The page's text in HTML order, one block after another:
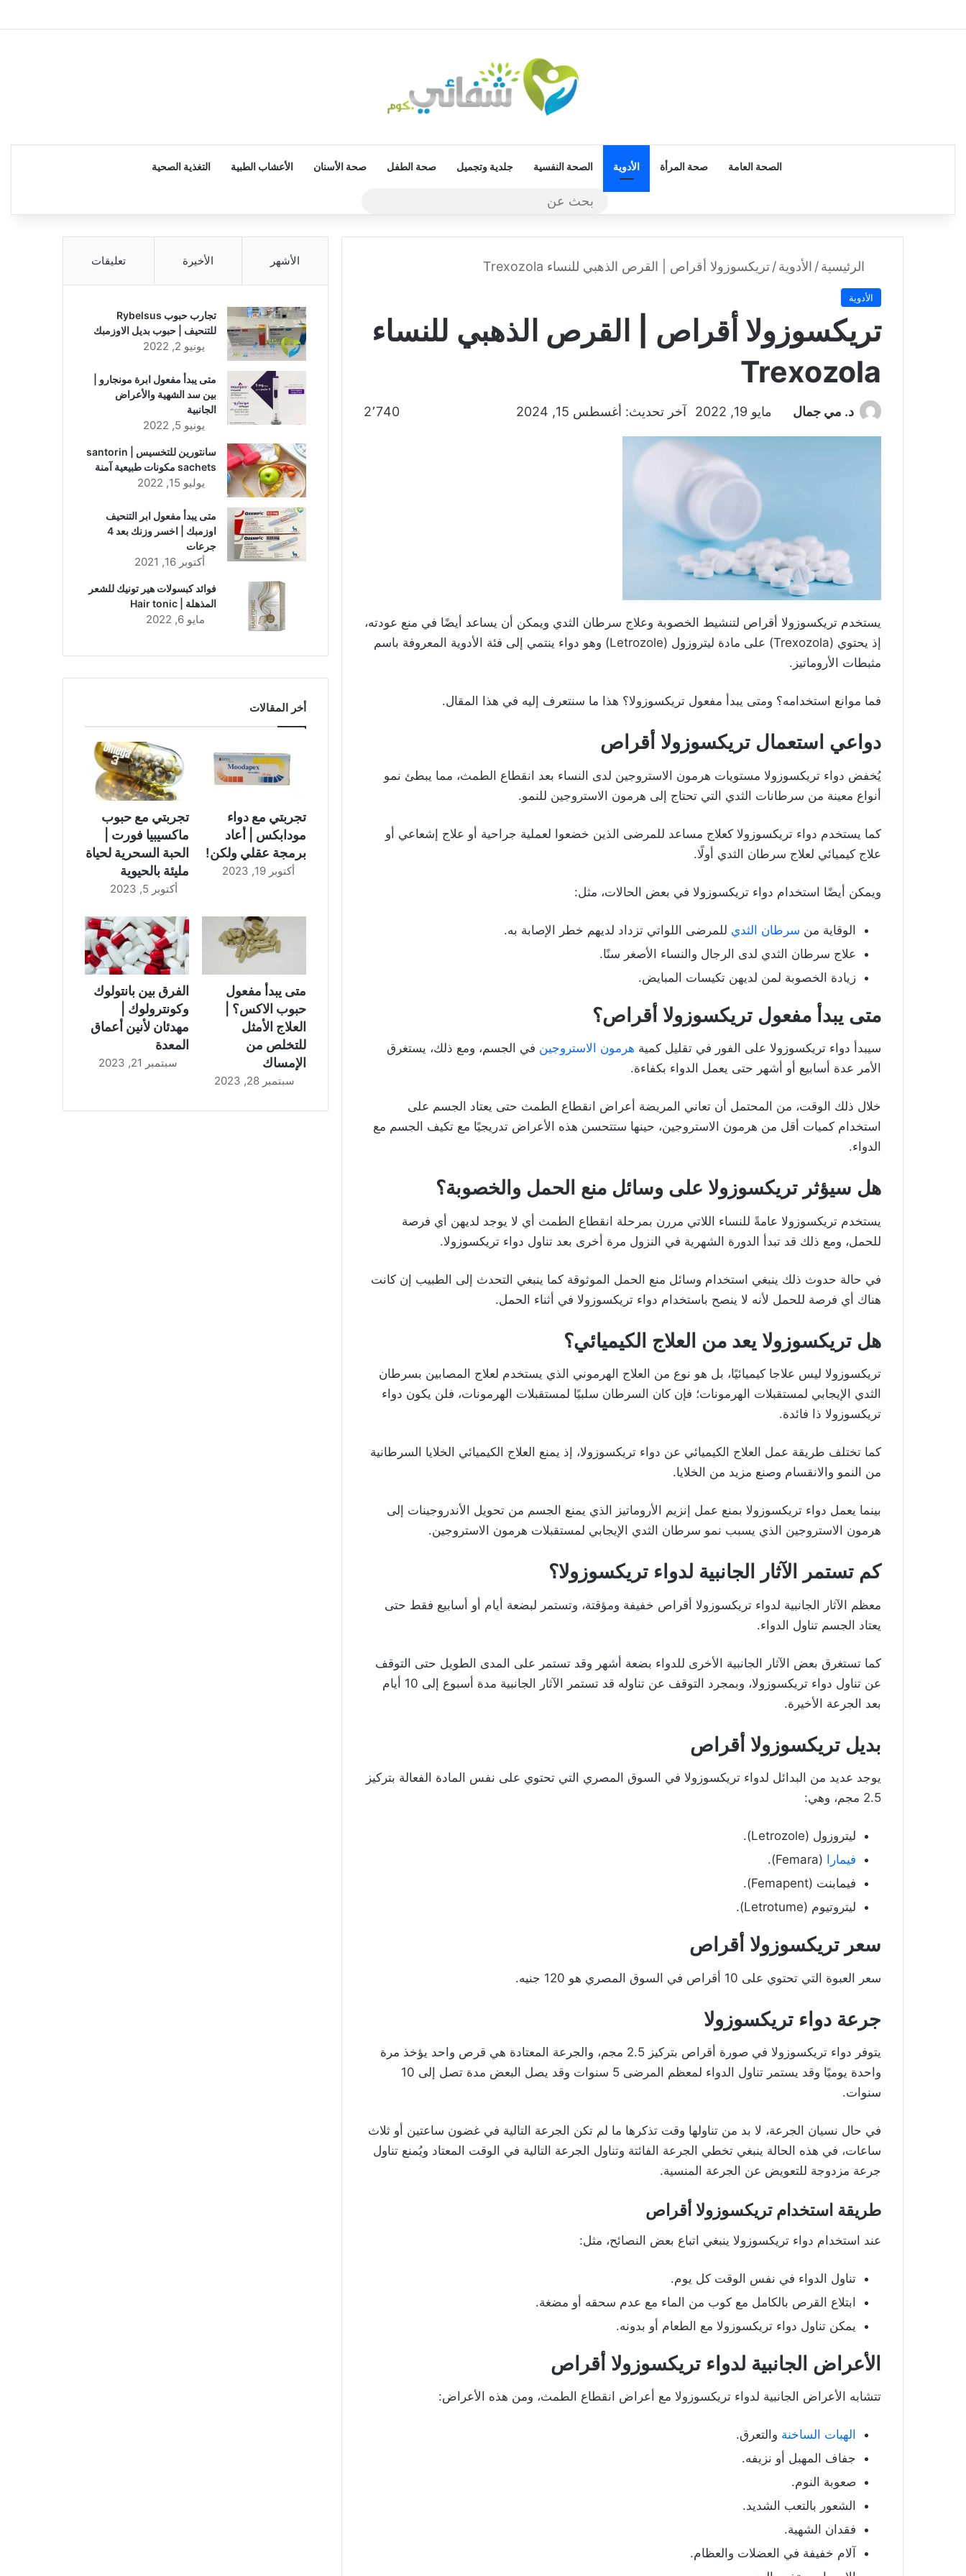
الرئيسيةالصحة العامة صحة المرأة الأدوية الصحة النفسية جلدية وتجميل صحة الطفل صحة الأسنان الأعشاب الطبية التغذية الصحية
الرئيسية/ الأدوية/تريكسوزولا أقراص | القرص الذهبي للنساء Trexozola
الأدوية
تريكسوزولا أقراص | القرص الذهبي للنساء
Trexozola
د. مي جمال مايو 19, 2022 آخر تحديث: أغسطس 15, 2024 2٬740
يستخدم تريكسوزولا أقراص لتنشيط الخصوبة وعلاج سرطان الثدي ويمكن أن يساعد أيضًا في منع عودته،
إذ يحتوي (Trexozola) على مادة ليتروزول (Letrozole) وهو دواء ينتمي إلى فئة الأدوية المعروفة باسم
مثبطات الأروماتيز.
فما موانع استخدامه؟ ومتى يبدأ مفعول تريكسوزولا؟ هذا ما سنتعرف إليه في هذا المقال.
دواعي استعمال تريكسوزولا أقراص
يُخفض دواء تريكسوزولا مستويات هرمون الاستروجين لدى النساء بعد انقطاع الطمث، مما يبطئ نمو
أنواع معينة من سرطانات الثدي التي تحتاج إلى هرمون الاستروجين للنمو.
كما يستخدم دواء تريكسوزولا كعلاج مساعد للمرضى الذين خضعوا لعملية جراحية أو علاج إشعاعي أو
علاج كيميائي لعلاج سرطان الثدي أولًا.
ويمكن أيضًا استخدام دواء تريكسوزولا في بعض الحالات، مثل:
الوقاية من سرطان الثدي للمرضى اللواتي تزداد لديهم خطر الإصابة به.
علاج سرطان الثدي لدى الرجال والنساء الأصغر سنًا.
زيادة الخصوبة لمن لديهن تكيسات المبايض.
متى يبدأ مفعول تريكسوزولا أقراص؟
سيبدأ دواء تريكسوزولا على الفور في تقليل كمية هرمون الاستروجين في الجسم، ومع ذلك، يستغرق
الأمر عدة أسابيع أو أشهر حتى يعمل الدواء بكفاءة.
خلال ذلك الوقت، من المحتمل أن تعاني المريضة أعراض انقطاع الطمث حتى يعتاد الجسم على
استخدام كميات أقل من هرمون الاستروجين، حينها ستتحسن هذه الأعراض تدريجيًا مع تكيف الجسم مع
الدواء.
هل سيؤثر تريكسوزولا على وسائل منع الحمل والخصوبة؟
يستخدم تريكسوزولا عامةً للنساء اللاتي مررن بمرحلة انقطاع الطمث أي لا يوجد لديهن أي فرصة
للحمل، ومع ذلك قد تبدأ الدورة الشهرية في النزول مرة أخرى بعد تناول دواء تريكسوزولا.
في حالة حدوث ذلك ينبغي استخدام وسائل منع الحمل الموثوقة كما ينبغي التحدث إلى الطبيب إن كانت
هناك أي فرصة للحمل لأنه لا ينصح باستخدام دواء تريكسوزولا في أثناء الحمل.
هل تريكسوزولا يعد من العلاج الكيميائي؟
تريكسوزولا ليس علاجا كيميائيًا، بل هو نوع من العلاج الهرموني الذي يستخدم لعلاج المصابين بسرطان
الثدي الإيجابي لمستقبلات الهرمونات؛ فإن كان السرطان سلبيًا لمستقبلات الهرمونات، فلن يكون دواء
تريكسوزولا ذا فائدة.
كما تختلف طريقة عمل العلاج الكيميائي عن دواء تريكسوزولا، إذ يمنع العلاج الكيميائي الخلايا السرطانية
من النمو والانقسام وصنع مزيد من الخلايا.
بينما يعمل دواء تريكسوزولا بمنع عمل إنزيم الأروماتيز الذي يمنع الجسم من تحويل الأندروجينات إلى
هرمون الاستروجين الذي يسبب نمو سرطان الثدي الإيجابي لمستقبلات هرمون الاستروجين.
كم تستمر الآثار الجانبية لدواء تريكسوزولا؟
معظم الآثار الجانبية لدواء تريكسوزولا أقراص خفيفة ومؤقتة، وتستمر لبضعة أيام أو أسابيع فقط حتى
يعتاد الجسم تناول الدواء.
كما تستغرق بعض الآثار الجانبية الأخرى للدواء بضعة أشهر وقد تستمر على المدى الطويل حتى التوقف
عن تناول دواء تريكسوزولا، وبمجرد التوقف عن تناوله قد تستمر الآثار الجانبية مدة أسبوع إلى 10 أيام
بعد الجرعة الأخيرة.
بديل تريكسوزولا أقراص
يوجد عديد من البدائل لدواء تريكسوزولا في السوق المصري التي تحتوي على نفس المادة الفعالة بتركيز
2.5 مجم، وهي:
ليتروزول (Letrozole).
فيمارا
(Femara).
فيمابنت (Femapent).
ليتروتيوم (Letrotume).
سعر تريكسوزولا أقراص
سعر العبوة التي تحتوي على 10 أقراص في السوق المصري هو 120 جنيه.
جرعة دواء تريكسوزولا
يتوفر دواء تريكسوزولا في صورة أقراص بتركيز 2.5 مجم، والجرعة المعتادة هي قرص واحد يؤخذ مرة
واحدة يوميًا وقد يستمر تناول الدواء لمعظم المرضى 5 سنوات وقد يصل البعض مدة تصل إلى 10
سنوات.
في حال نسيان الجرعة، لا بد من تناولها وقت تذكرها ما لم تكن الجرعة التالية في غضون ساعتين أو ثلاث
ساعات، في هذه الحالة ينبغي تخطي الجرعة الفائتة وتناول الجرعة التالية في الوقت المعتاد ويُمنع تناول
جرعة مزدوجة للتعويض عن الجرعة المنسية.
طريقة استخدام تريكسوزولا أقراص
عند استخدام دواء تريكسوزولا ينبغي اتباع بعض النصائح، مثل:
تناول الدواء في نفس الوقت كل يوم.
ابتلاع القرص بالكامل مع كوب من الماء مع عدم سحقه أو مضغة.
يمكن تناول دواء تريكسوزولا مع الطعام أو بدونه.
الأعراض الجانبية لدواء تريكسوزولا أقراص
تتشابه الأعراض الجانبية لدواء تريكسوزولا مع أعراض انقطاع الطمث، ومن هذه الأعراض:
الهبات الساخنة والتعرق.
جفاف المهبل أو نزيفه.
صعوبة النوم.
الشعور بالتعب الشديد.
فقدان الشهية.
آلام خفيفة في العضلات والعظام.
الأشهر الأخيرة تعليقات
تجارب حبوب Rybelsus
للتنحيف | حبوب بديل الاوزمبك
يونيو 2, 2022
متى يبدأ مفعول ابرة مونجارو |
بين سد الشهية والأعراض
الجانبية
يونيو 5, 2022
سانتورين للتخسيس | santorin
sachets مكونات طبيعية آمنة
يوليو 15, 2022
متى يبدأ مفعول ابر التنحيف
اوزمبك | اخسر وزنك بعد 4
جرعات
أكتوبر 16, 2021
فوائد كبسولات هير تونيك للشعر
المذهلة | Hair tonic
مايو 6, 2022
أخر المقالات
تجربتي مع دواء
مودابكس | أعاد
برمجة عقلي ولكن!
أكتوبر 19, 2023
تجربتي مع حبوب
ماكسيبيا فورت |
الحبة السحرية لحياة
مليئة بالحيوية
أكتوبر 5, 2023
متى يبدأ مفعول
حبوب الاكس؟ |
العلاج الأمثل
للتخلص من
الإمساك
سبتمبر 28, 2023
الفرق بين بانتولوك
وكونترولوك |
مهدئان لأنين أعماق
المعدة
سبتمبر 21, 2023